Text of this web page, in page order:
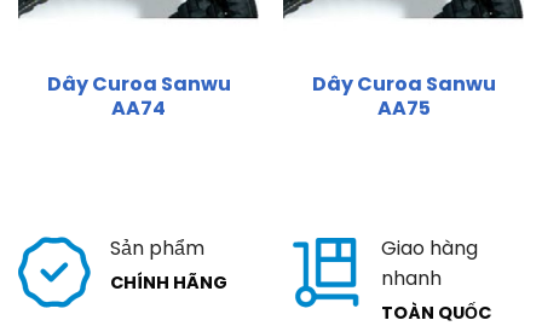
Dây Curoa Sanwu
AA74
Dây Curoa Sanwu
AA75
Sản phẩm
CHÍNH HÃNG
Giao hàng
nhanh
TOÀN QUỐC